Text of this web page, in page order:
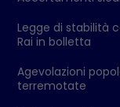
Legge di stabilità
Rai in bolletta
Agevolazioni
terremotate